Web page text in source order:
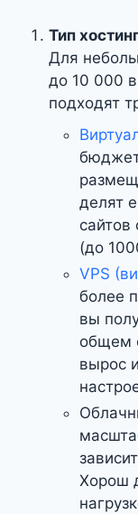
Тип
Для
до 10 000
подходят
делят
(до
VPS
более
вы
общем
вырос
Хорош